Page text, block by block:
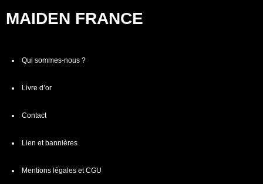
MAIDEN FRANCE
Qui sommes-nous ?
Livre d’or
Contact
Lien et bannières
Mentions légales et CGU